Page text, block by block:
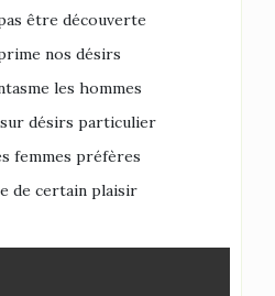
être découverte
nos désirs
les hommes
désirs particulier
femmes préfères
de certain plaisir